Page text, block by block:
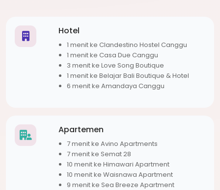
Hotel
1 menit ke Clandestino Hostel Canggu
1 menit ke Casa Due Canggu
3 menit ke Love Song Boutique
1 menit ke Belajar Bali Boutique & Hotel
6 menit ke Amandaya Canggu
Apartemen
7 menit ke Avino Apartments
7 menit ke Semat 28
10 menit ke Himawari Apartment
10 menit ke Waisnawa Apartment
9 menit ke Sea Breeze Apartment